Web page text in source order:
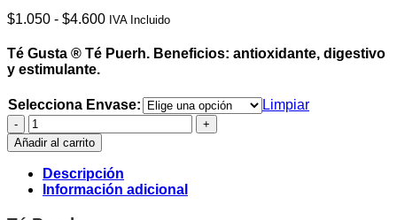
$1.050 - $4.600Rango
precios:
$4.600
IVA Incluido
Té Gusta ® Té Puerh. Beneficios: antioxidante, digestivo
y estimulante.
Selecciona Envase:
Limpiar
Té
Puerh
-
Té
Gusta®
cantidad
Añadir al carrito
Descripción
Información adicional